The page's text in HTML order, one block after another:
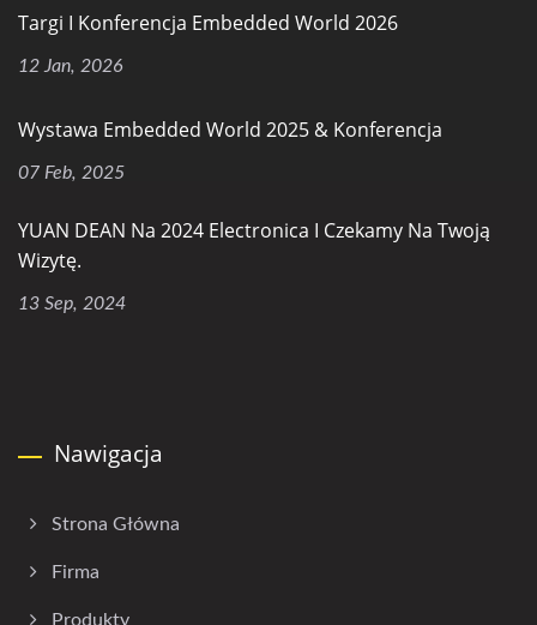
Targi I Konferencja Embedded World 2026
12 Jan, 2026
Wystawa Embedded World 2025 & Konferencja
07 Feb, 2025
YUAN DEAN Na 2024 Electronica I Czekamy Na Twoją
Wizytę.
13 Sep, 2024
Nawigacja
Strona Główna
Firma
Produkty